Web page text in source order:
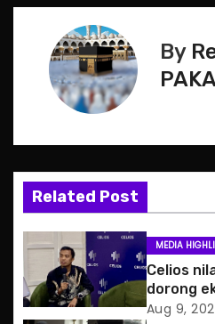
s
v
g
a
t
By
Related Post
MEDIA
Celios
dorong
Aug 9,